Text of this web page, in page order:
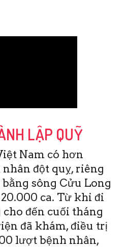
LẬP QUỸ
Nam có hơn
đột quỵ, riêng
sông Cửu Long
ca. Từ khi đi
cho đến cuối tháng
đã khám, điều trị
lượt bệnh nhân,